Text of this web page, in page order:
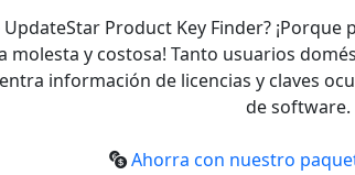
UpdateStar Product Key Finder?
molesta y costosa! Tanto usuarios
información de licencias y claves
de software.
Ahorra con nuestro